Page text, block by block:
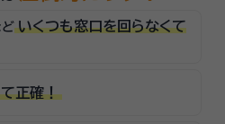
ど いくつも窓口を回らなくて
正確！